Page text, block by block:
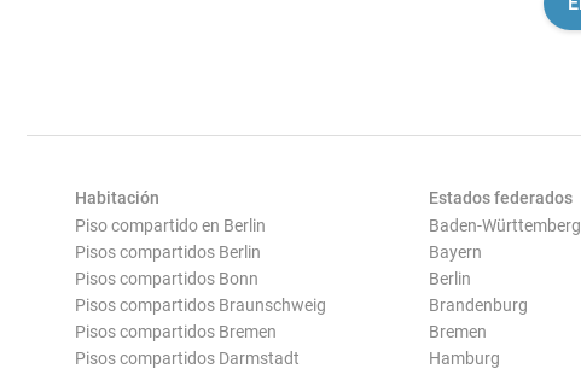
Habitación
Piso compartido en Berlin
Pisos compartidos Berlin
Pisos compartidos Bonn
Pisos compartidos Braunschweig
Pisos compartidos Bremen
Pisos compartidos Darmstadt
Estados federados
Baden-Württemberg
Bayern
Berlin
Brandenburg
Bremen
Hamburg